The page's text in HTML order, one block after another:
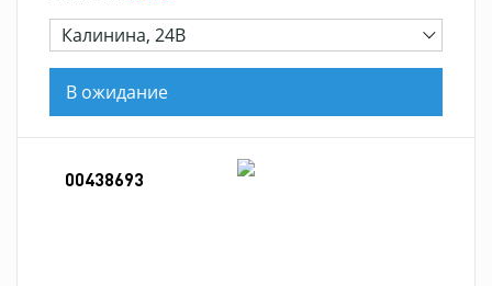
Калинина, 24В
В ожидание
00438693